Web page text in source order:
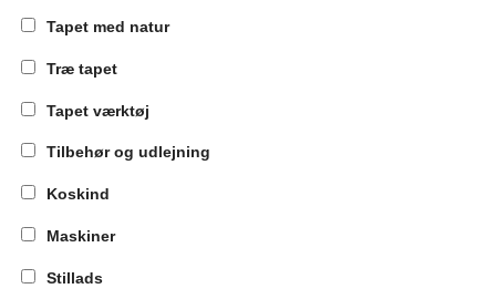
Tapet med natur
Træ tapet
Tapet værktøj
Tilbehør og udlejning
Koskind
Maskiner
Stillads